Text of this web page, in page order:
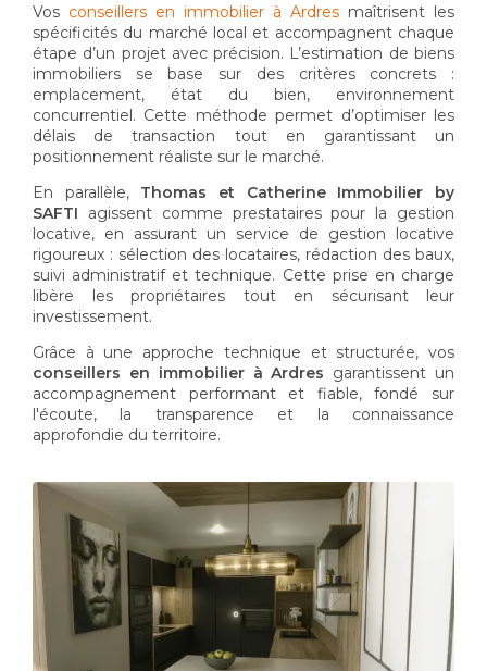
Vos conseillers en immobilier à Ardres maîtrisent les
spécificités du marché local et accompagnent chaque
étape d’un projet avec précision. L’estimation de biens
immobiliers se base sur des critères concrets :
emplacement, état du bien, environnement
concurrentiel. Cette méthode permet d’optimiser les
délais de transaction tout en garantissant un
positionnement réaliste sur le marché.
En parallèle, Thomas et Catherine Immobilier by
SAFTI agissent comme prestataires pour la gestion
locative, en assurant un service de gestion locative
rigoureux : sélection des locataires, rédaction des baux,
suivi administratif et technique. Cette prise en charge
libère les propriétaires tout en sécurisant leur
investissement.
Grâce à une approche technique et structurée, vos
conseillers en immobilier à Ardres garantissent un
accompagnement performant et fiable, fondé sur
l'écoute, la transparence et la connaissance
approfondie du territoire.